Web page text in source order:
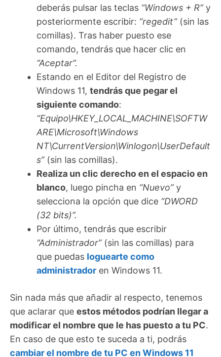
deberás pulsar las teclas “Windows + R”y
posteriormente escribir: “regedit”(sin las
comillas). Tras haber puesto ese
comando, tendrás que hacer clic en
“Aceptar”.
Estando en el Editor del Registro de
Windows 11, tendrás que pegar el
siguiente comando:
“Equipo\HKEY_LOCAL_MACHINE\SOFTW
ARE\Microsoft\Windows
NT\CurrentVersion\Winlogon\UserDefault
s”(sin las comillas).
Realiza un clic derecho en el espacio en
blanco, luego pincha en “Nuevo”y
selecciona la opción que dice “DWORD
(32 bits)”.
Por último, tendrás que escribir
“Administrador”(sin las comillas) para
que puedas loguearte como
administrador en Windows 11.
Sin nada más que añadir al respecto, tenemos
que aclarar que estos métodos podrían llegar a
modificar el nombre que le has puesto a tu PC.
En caso de que esto te suceda a ti, podrás
cambiar el nombre de tu PC en Windows 11